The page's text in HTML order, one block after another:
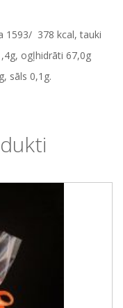
1593/ 378 kcal, tauki
ogļhidrāti 67,0g
sāls 0,1g.